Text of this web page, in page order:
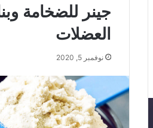
جينر للضخامة
العضلات
نوفمبر 5, 2020